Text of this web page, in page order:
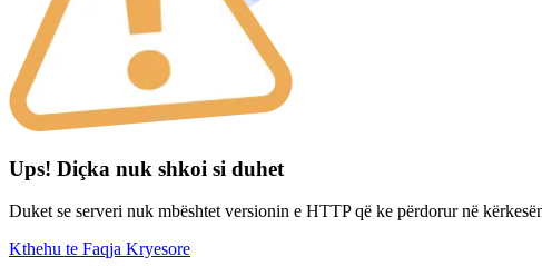
Ups! Diçka nuk shkoi si duhet
Duket se serveri nuk mbështet versionin e HTTP që ke përdorur në
Kthehu te Faqja Kryesore